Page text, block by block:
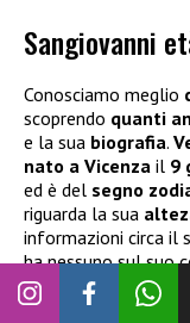
Sangiovanni
Conosciamo meglio
scoprendo quanti
e la sua biografia.
nato a Vicenza il 9
ed è del segno
riguarda la sua
informazioni circa il
ha nessuno sul suo